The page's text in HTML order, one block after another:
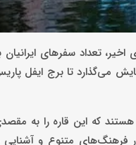
تعداد سفرهای ایرانیان
می‌گذارد تا برج ایفل
که این قاره را به
فرهنگ‌های متنوع و آشنایی